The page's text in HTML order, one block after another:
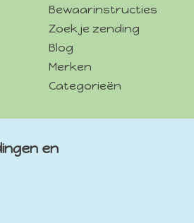
Bewaarinstructies
Zoek je zending
Blog
Merken
Categorieën
en